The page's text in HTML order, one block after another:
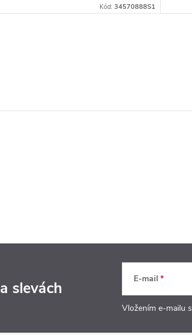
Kód: 34570888S1
a slevách E-mail
Vložením e-mailu